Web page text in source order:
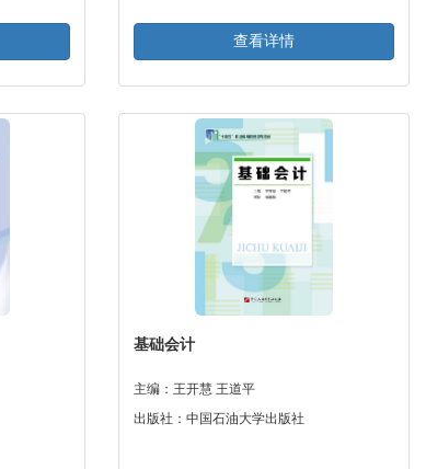
查看详情
基础会计
主编：王开慧 王道平
出版社：中国石油大学出版社